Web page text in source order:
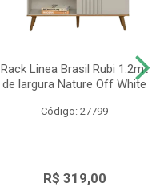
Rack Linea Brasil Rubi 1.2mt
de largura Nature Off White
Código: 27799
R$ 319,00